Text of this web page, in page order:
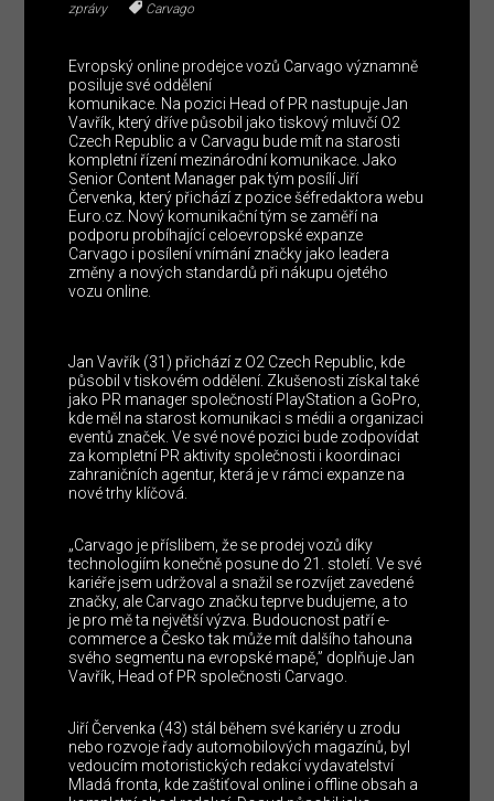
zprávy
Carvago
Evropský online prodejce vozů Carvago významně
posiluje své oddělení
komunikace. Na pozici Head of PR nastupuje Jan
Vavřík, který dříve působil jako tiskový mluvčí O2
Czech Republic a v Carvagu bude mít na starosti
kompletní řízení mezinárodní komunikace. Jako
Senior Content Manager pak tým posílí Jiří
Červenka, který přichází z pozice šéfredaktora webu
Euro.cz. Nový komunikační tým se zaměří na
podporu probíhající celoevropské expanze
Carvago i posílení vnímání značky jako leadera
změny a nových standardů při nákupu ojetého
vozu online.
Jan Vavřík (31) přichází z O2 Czech Republic, kde
působil v tiskovém oddělení. Zkušenosti získal také
jako PR manager společností PlayStation a GoPro,
kde měl na starost komunikaci s médii a organizaci
eventů značek. Ve své nové pozici bude zodpovídat
za kompletní PR aktivity společnosti i koordinaci
zahraničních agentur, která je v rámci expanze na
nové trhy klíčová.
„Carvago je příslibem, že se prodej vozů díky
technologiím konečně posune do 21. století. Ve své
kariéře jsem udržoval a snažil se rozvíjet zavedené
značky, ale Carvago značku teprve budujeme, a to
je pro mě ta největší výzva. Budoucnost patří e-
commerce a Česko tak může mít dalšího tahouna
svého segmentu na evropské mapě,” doplňuje Jan
Vavřík, Head of PR společnosti Carvago.
Jiří Červenka (43) stál během své kariéry u zrodu
nebo rozvoje řady automobilových magazínů, byl
vedoucím motoristických redakcí vydavatelství
Mladá fronta, kde zaštiťoval online i offline obsah a